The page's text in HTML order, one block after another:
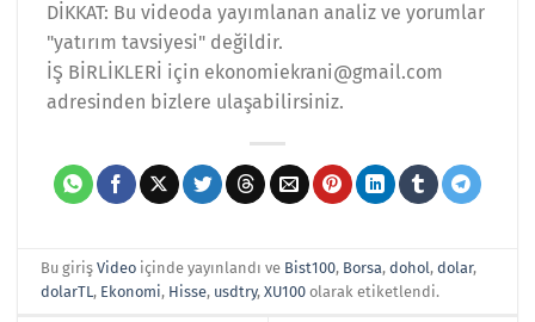
DİKKAT: Bu videoda yayımlanan analiz ve yorumlar
"yatırım tavsiyesi" değildir.
İŞ BİRLİKLERİ için ekonomiekrani@gmail.com
adresinden bizlere ulaşabilirsiniz.
Bu girişVideo içinde yayınlandı ve Bist100, Borsa,dohol,dolar,
dolarTL, Ekonomi, Hisse, usdtry,XU100 olarak etiketlendi.